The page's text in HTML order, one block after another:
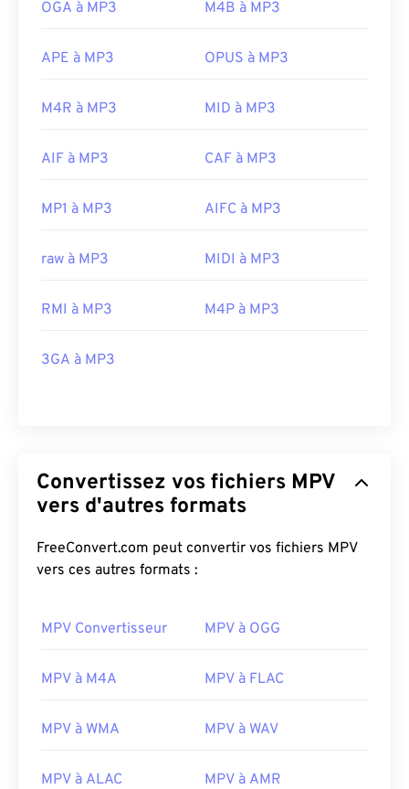
OGA à MP3 M4B à MP3
APE à MP3 OPUS à MP3
M4R à MP3 MID à MP3
AIF à MP3 CAF à MP3
MP1 à MP3 AIFC à MP3
raw à MP3 MIDI à MP3
RMI à MP3 M4P à MP3
3GA à MP3
Convertissez vos fichiers MPV
vers d'autres formats
FreeConvert.com peut convertir vos fichiers MPV
vers ces autres formats :
MPV Convertisseur MPV à OGG
MPV à M4A MPV à FLAC
MPV à WMA MPV à WAV
MPV à ALAC MPV à AMR